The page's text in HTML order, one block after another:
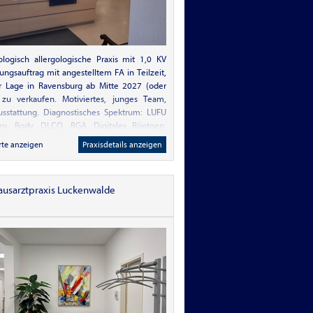
allergologische Praxis mit 1,0 KV
mit angestelltem FA in Teilzeit,
Lage in Ravensburg ab Mitte 2027 (oder
verkaufen. Motiviertes, junges Team,
Diagnostisches Spektrum: LUFU
Body, DLCO, BGA, Digitales Röntgen,
Kardiorespiratorische Polygrafie. Gute
Balance mit angestelltem FA
anzeigen Praxisdetails anzeigen
Luckenwalde